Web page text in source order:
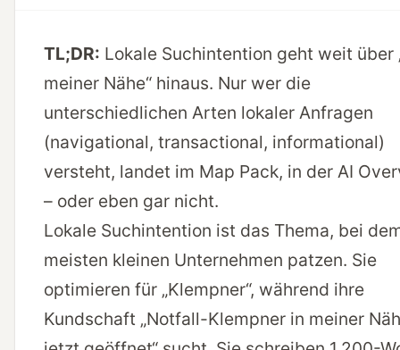
TL;DR: Lokale Suchintention geht weit über
meiner Nähe“ hinaus. Nur wer die
unterschiedlichen Arten lokaler Anfragen
(navigational, transactional, informational)
versteht, landet im Map Pack, in der AI
– oder eben gar nicht.
Lokale Suchintention ist das Thema, bei
meisten kleinen Unternehmen patzen. Sie
optimieren für „Klempner“, während ihre
Kundschaft „Notfall-Klempner in meiner